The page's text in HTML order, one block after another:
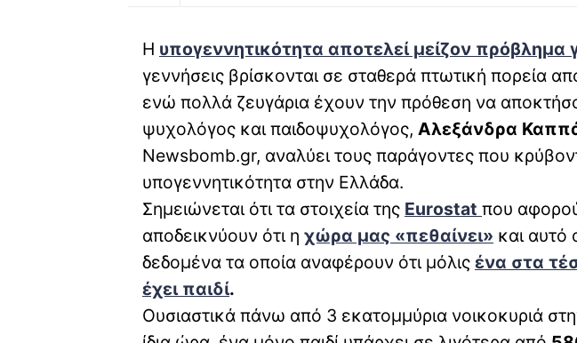
Η υπογεννητικότητα αποτελεί μείζον πρόβλημα
γεννήσεις βρίσκονται σε σταθερά πτωτική πορεία
ενώ πολλά ζευγάρια έχουν την πρόθεση να
ψυχολόγος και παιδοψυχολόγος, Αλεξάνδρα
Newsbomb.gr, αναλύει τους παράγοντες που
υπογεννητικότητα στην Ελλάδα.
Σημειώνεται ότι τα στοιχεία της Eurostat που
αποδεικνύουν ότι η χώρα μας «πεθαίνει» και αυτό
δεδομένα τα οποία αναφέρουν ότι μόλις ένα στα
έχει παιδί.
Ουσιαστικά πάνω από 3 εκατομμύρια νοικοκυριά